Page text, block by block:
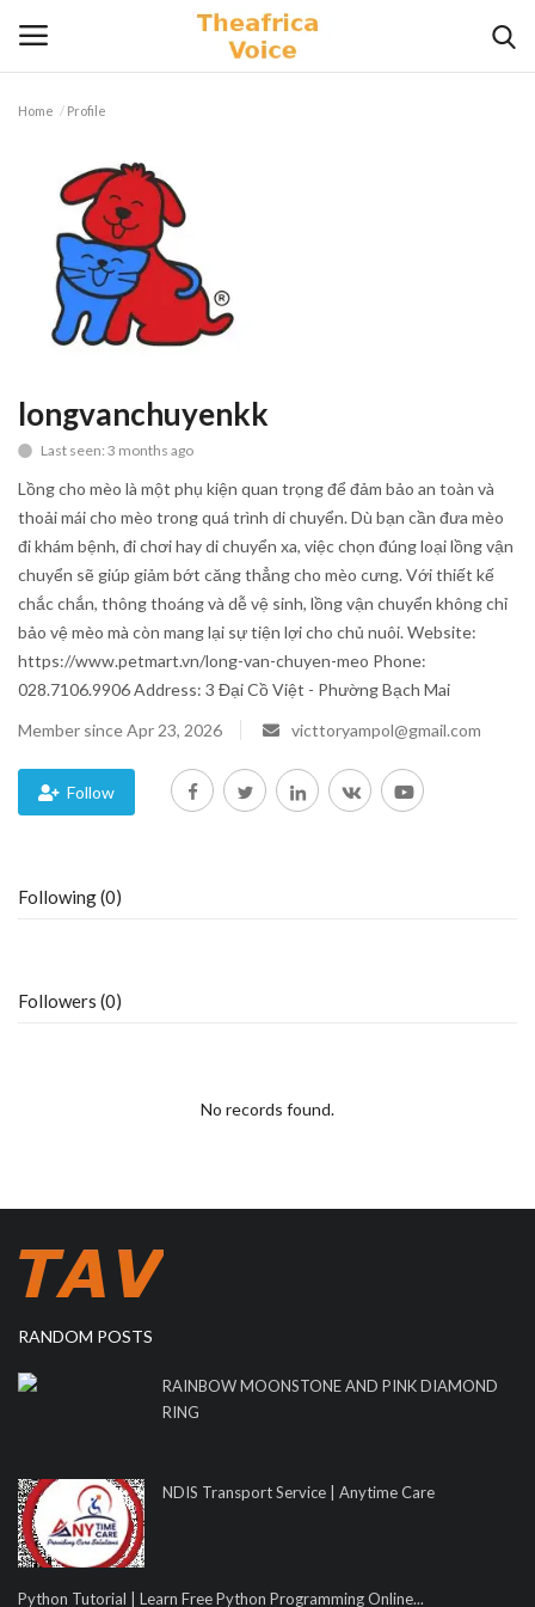
Home
Contact
Videos
Lifestyle
Gallery
Blog
Trending
Fashion
News
Home Profile
longvanchuyenkk
Last seen: 3 months ago
Lồng cho mèo là một phụ kiện quan trọng để đảm bảo an toàn và
thoải mái cho mèo trong quá trình di chuyển. Dù bạn cần đưa mèo
đi khám bệnh, đi chơi hay di chuyển xa, việc chọn đúng loại lồng vận
chuyển sẽ giúp giảm bớt căng thẳng cho mèo cưng. Với thiết kế
chắc chắn, thông thoáng và dễ vệ sinh, lồng vận chuyển không chỉ
bảo vệ mèo mà còn mang lại sự tiện lợi cho chủ nuôi. Website:
https://www.petmart.vn/long-van-chuyen-meo Phone:
028.7106.9906 Address: 3 Đại Cồ Việt - Phường Bạch Mai
Member since Apr 23, 2026
victtoryampol@gmail.com
Follow
Following (0)
Followers (0)
No records found.
RANDOM POSTS
RAINBOW MOONSTONE AND PINK DIAMOND
RING
NDIS Transport Service | Anytime Care
Python Tutorial | Learn Free Python Programming Online...